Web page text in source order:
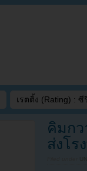
เรตติ้ง (Rating) : ซี
คิมกว
ส่งโร